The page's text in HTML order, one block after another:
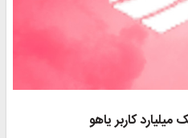
کاربر یاهو